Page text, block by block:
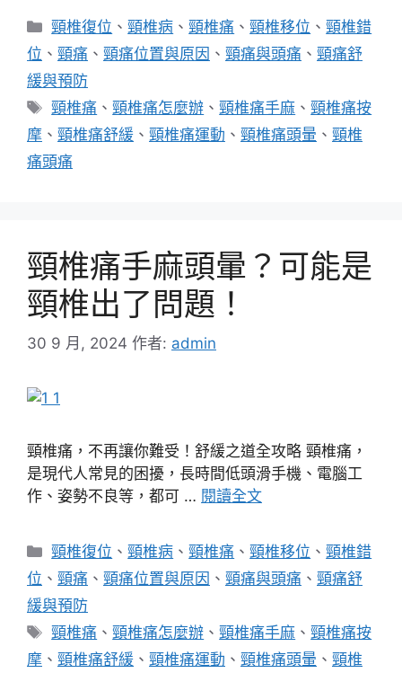
分
類
頸椎復位 、頸椎病 、頸椎痛 、頸椎移位 、頸椎錯
位 、 頸痛 、 頸痛位置與原因 、 頸痛與頭痛 、 頸痛舒
緩與預防
標
籤
頸椎痛 、頸椎痛怎麼辦 、頸椎痛手麻 、頸椎痛按
摩 、 頸椎痛舒緩 、 頸椎痛運動 、 頸椎痛頭暈 、 頸椎
痛頭痛
頸椎痛手麻頭暈？可能是
頸椎出了問題！
30 9 月, 2024 作者: admin
頸椎痛，不再讓你難受！舒緩之道全攻略 頸椎痛，
是現代人常見的困擾，長時間低頭滑手機、電腦工
作、姿勢不良等，都可 … 閱讀全文
分
類
頸椎復位 、頸椎病 、頸椎痛 、頸椎移位 、頸椎錯
位 、 頸痛 、 頸痛位置與原因 、 頸痛與頭痛 、 頸痛舒
緩與預防
標
籤
頸椎痛 、頸椎痛怎麼辦 、頸椎痛手麻 、頸椎痛按
摩 、 頸椎痛舒緩 、 頸椎痛運動 、 頸椎痛頭暈 、 頸椎